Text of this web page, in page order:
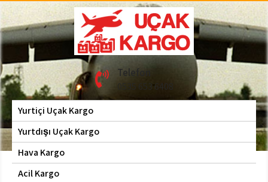
Skip
to
content
Hava Kargo | Acil Kargo
| 0535 653 6408
Uçak Kargo Telefon
0535 653 6408
Yurtiçi Uçak Kargo
Yurtdışı Uçak Kargo
Hava Kargo
Acil Kargo